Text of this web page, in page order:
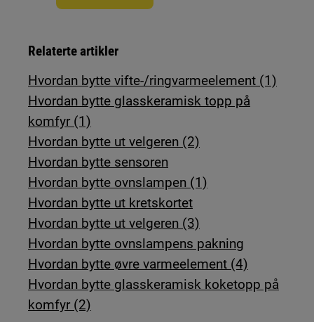
Relaterte artikler
Hvordan bytte vifte-/ringvarmeelement (1)
Hvordan bytte glasskeramisk topp på
komfyr (1)
Hvordan bytte ut velgeren (2)
Hvordan bytte sensoren
Hvordan bytte ovnslampen (1)
Hvordan bytte ut kretskortet
Hvordan bytte ut velgeren (3)
Hvordan bytte ovnslampens pakning
Hvordan bytte øvre varmeelement (4)
Hvordan bytte glasskeramisk koketopp på
komfyr (2)